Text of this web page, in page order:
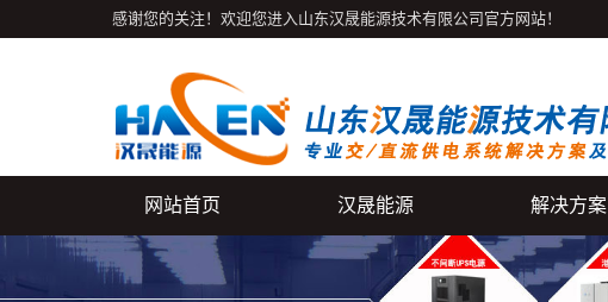
感谢您的关注！欢迎您进入山东汉晟能源技术有限公司官方网站！
网站首页 汉晟能源 解决方案